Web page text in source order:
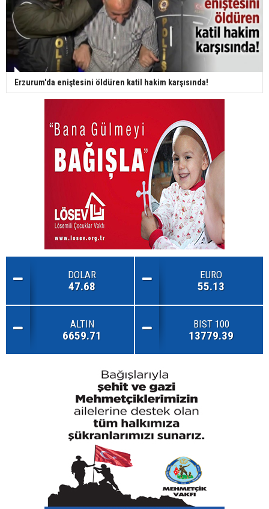
Erzurum'da eniştesini öldüren katil hakim karşısında!
DOLAR
47.68
EURO
55.13
ALTIN
6659.71
BIST 100
13779.39